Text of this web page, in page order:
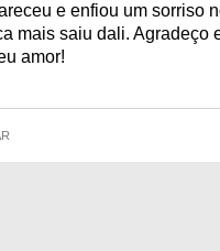
e enfiou um sorriso
mais saiu dali. Agradeço
amor!